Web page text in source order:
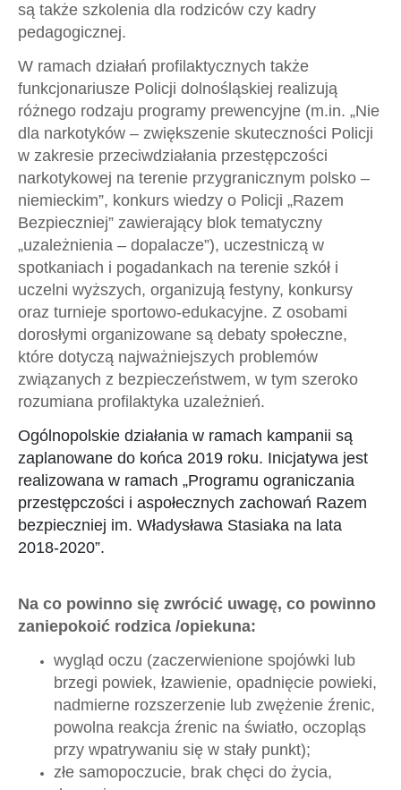
są także szkolenia dla rodziców czy kadry
pedagogicznej.
W ramach działań profilaktycznych także
funkcjonariusze Policji dolnośląskiej realizują
różnego rodzaju programy prewencyjne (m.in. „Nie
dla narkotyków – zwiększenie skuteczności Policji
w zakresie przeciwdziałania przestępczości
narkotykowej na terenie przygranicznym polsko –
niemieckim”, konkurs wiedzy o Policji „Razem
Bezpieczniej” zawierający blok tematyczny
„uzależnienia – dopalacze”), uczestniczą w
spotkaniach i pogadankach na terenie szkół i
uczelni wyższych, organizują festyny, konkursy
oraz turnieje sportowo-edukacyjne. Z osobami
dorosłymi organizowane są debaty społeczne,
które dotyczą najważniejszych problemów
związanych z bezpieczeństwem, w tym szeroko
rozumiana profilaktyka uzależnień.
Ogólnopolskie działania w ramach kampanii są
zaplanowane do końca 2019 roku. Inicjatywa jest
realizowana w ramach „Programu ograniczania
przestępczości i aspołecznych zachowań Razem
bezpieczniej im. Władysława Stasiaka na lata
2018-2020”.
Na co powinno się zwrócić uwagę, co powinno
zaniepokoić rodzica /opiekuna:
​wygląd oczu (zaczerwienione spojówki lub
brzegi powiek, łzawienie, opadnięcie powieki,
nadmierne rozszerzenie lub zwężenie źrenic,
powolna reakcja źrenic na światło, oczopląs
przy wpatrywaniu się w stały punkt);
złe samopoczucie, brak chęci do życia,